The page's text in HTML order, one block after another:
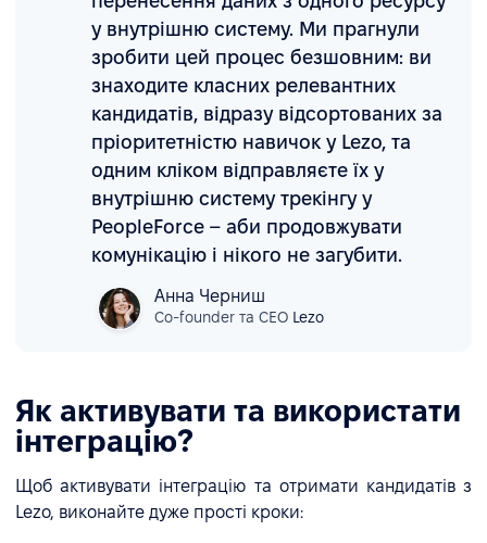
у внутрішню систему. Ми прагнули
зробити цей процес безшовним: ви
знаходите класних релевантних
кандидатів, відразу відсортованих за
пріоритетністю навичок у Lezo, та
одним кліком відправляєте їх у
внутрішню систему трекінгу у
PeopleForce – аби продовжувати
комунікацію і нікого не загубити.
Анна Черниш
Сo-founder та CEO Lezo
Як активувати та використати
інтеграцію?
Щоб активувати інтеграцію та отримати кандидатів з
Lezo, виконайте дуже прості кроки: